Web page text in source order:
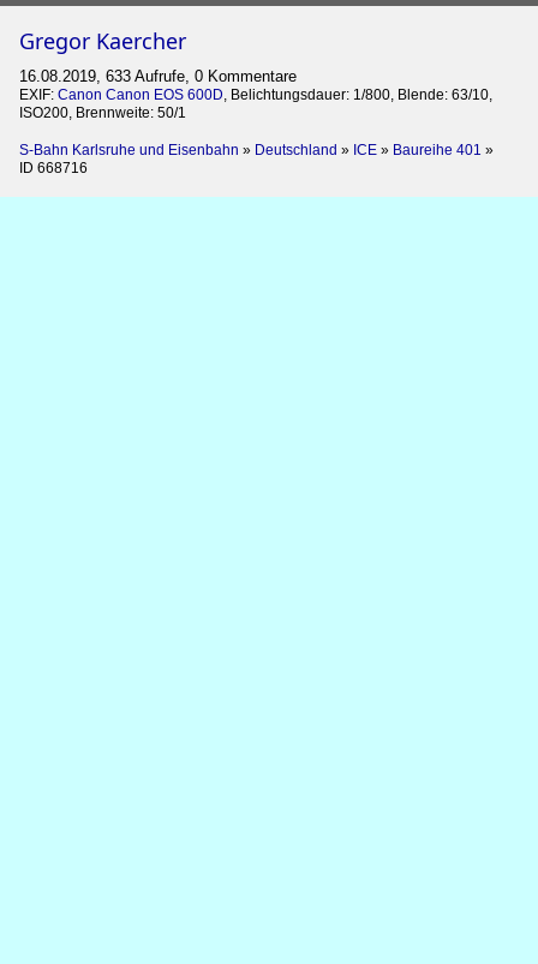
Gregor Kaercher
16.08.2019, 633 Aufrufe, 0 Kommentare
EXIF: Canon Canon EOS 600D, Belichtungsdauer: 1/800, Blende: 63/10,
ISO200, Brennweite: 50/1
S-Bahn Karlsruhe und Eisenbahn » Deutschland » ICE » Baureihe 401 »
ID 668716